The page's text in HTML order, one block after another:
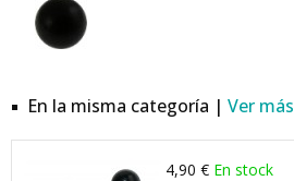
En la misma categoría | Ver más
4,90 € En stock